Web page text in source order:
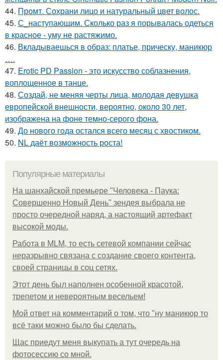
44. Промт. Сохрани лицо и натуральный цвет волос.
45. С_наступающим. Сколько раз я порывалась одеться
в красное - уму не растяжимо.
46. Вкладываешься в образ: платье, прическу, маникюр
….
47. Erotic PD Passion - это искусство соблазнения,
воплощенное в танце.
48. Создай, не меняя черты лица, молодая девушка
европейской внешности, вероятно, около 30 лет,
изображена на фоне темно-серого фона.
49. До нового года остался всего месяц с хвостиком.
50. NL даёт возможность роста!
Популярные материалы
На шанхайской премьере "Человека - Паука:
Совершенно Новый День" зендея выбрала не
просто очередной наряд, а настоящий артефакт
высокой моды.
Работа в MLM, то есть сетевой компании сейчас
неразрывно связана с создание своего контента,
своей страницы в соц сетях.
Этот день был наполнен особенной красотой,
трепетом и невероятным весельем!
Мой ответ на комментарий о том, что "ну маникюр то
всё таки можно было бы сделать.
Щас приедут меня выкупать а тут очередь на
фотосессию со мной.